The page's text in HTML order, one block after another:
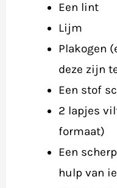
Een lint
Lijm
Plakogen
deze zijn
Een stof
2 lapjes
formaat)
Een
hulp van